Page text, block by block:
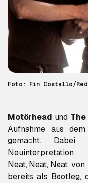
Foto: Fin Costello/
Motörhead und The
Aufnahme aus
gemacht.
Neat, Neat, Neat von
bereits als Bootleg,